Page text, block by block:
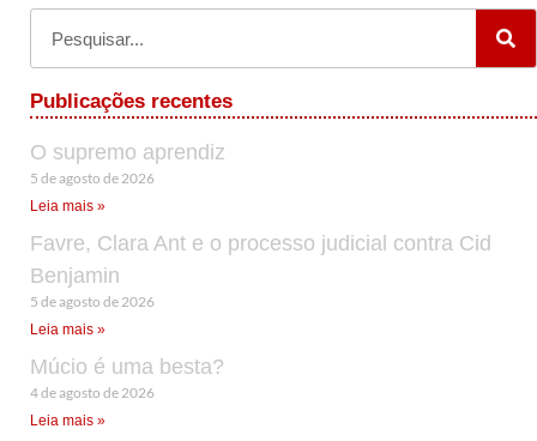
Publicações recentes
O supremo aprendiz
5 de agosto de 2026
Leia mais »
Favre, Clara Ant e o processo judicial contra Cid
Benjamin
5 de agosto de 2026
Leia mais »
Múcio é uma besta?
4 de agosto de 2026
Leia mais »